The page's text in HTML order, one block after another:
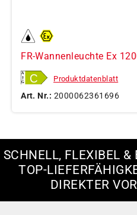
FR-Wannenleuchte Ex
Produktdatenblatt
Art. Nr.: 2000062361696
SCHNELL, FLEXIBEL
TOP-
DIREKTER